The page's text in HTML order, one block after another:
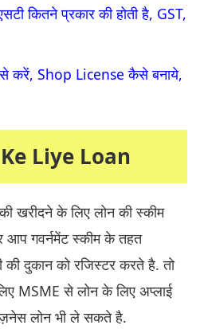
कितने प्रकार की होती है, GST,
करें, Shop License कैसे बनाये,
Liye Loan
खरीदने के लिए लोन की स्कीम
आप गवर्नमेंट स्कीम के तहत
दुकान को रजिस्टर करते है. तो
MSME से लोन के लिए अप्लाई
लोन भी ले सकते है.